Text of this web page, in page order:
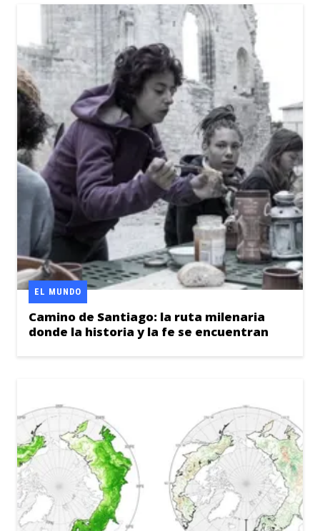
Camino de Santiago: la ruta milenaria
donde la historia y la fe se encuentran
EL MUNDO